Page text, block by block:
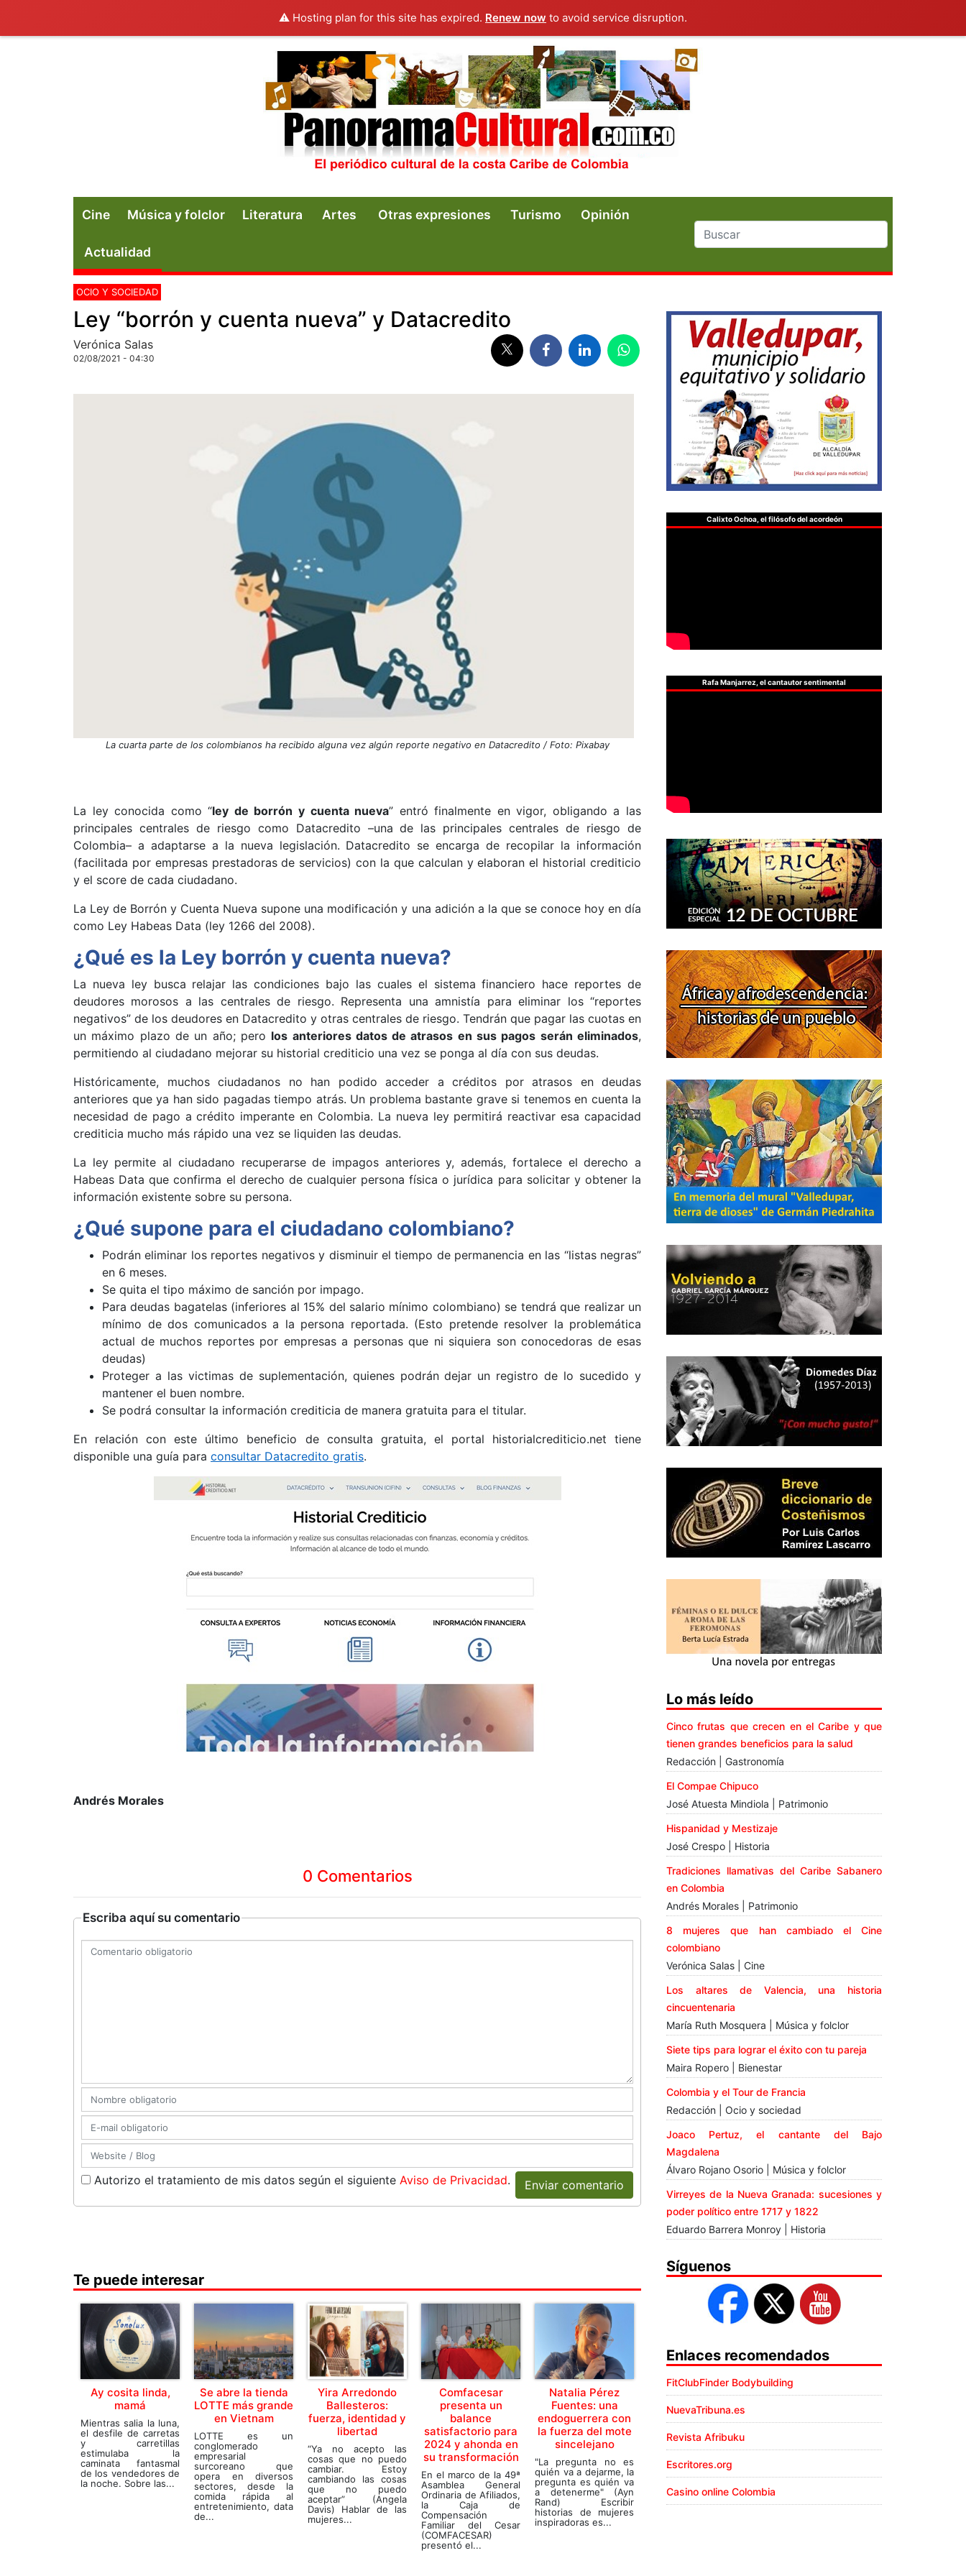
⚠️ Hosting plan for this site has expired. Renew now to avoid service disruption.
Cine Música y folclor Literatura Artes Otras expresiones Turismo Opinión
Actualidad
OCIO Y SOCIEDAD
Ley “borrón y cuenta nueva” y Datacredito
Verónica Salas
02/08/2021 - 04:30
La cuarta parte de los colombianos ha recibido alguna vez algún reporte negativo en Datacredito / Foto: Pixabay
La ley conocida como “ley de borrón y cuenta nueva” entró finalmente en vigor, obligando a las
principales centrales de riesgo como Datacredito –una de las principales centrales de riesgo de
Colombia– a adaptarse a la nueva legislación. Datacredito se encarga de recopilar la información
(facilitada por empresas prestadoras de servicios) con la que calculan y elaboran el historial crediticio
y el score de cada ciudadano.
La Ley de Borrón y Cuenta Nueva supone una modificación y una adición a la que se conoce hoy en día
como Ley Habeas Data (ley 1266 del 2008).
¿Qué es la Ley borrón y cuenta nueva?
La nueva ley busca relajar las condiciones bajo las cuales el sistema financiero hace reportes de
deudores morosos a las centrales de riesgo. Representa una amnistía para eliminar los “reportes
negativos” de los deudores en Datacredito y otras centrales de riesgo. Tendrán que pagar las cuotas en
un máximo plazo de un año; pero los anteriores datos de atrasos en sus pagos serán eliminados,
permitiendo al ciudadano mejorar su historial crediticio una vez se ponga al día con sus deudas.
Históricamente, muchos ciudadanos no han podido acceder a créditos por atrasos en deudas
anteriores que ya han sido pagadas tiempo atrás. Un problema bastante grave si tenemos en cuenta la
necesidad de pago a crédito imperante en Colombia. La nueva ley permitirá reactivar esa capacidad
crediticia mucho más rápido una vez se liquiden las deudas.
La ley permite al ciudadano recuperarse de impagos anteriores y, además, fortalece el derecho a
Habeas Data que confirma el derecho de cualquier persona física o jurídica para solicitar y obtener la
información existente sobre su persona.
¿Qué supone para el ciudadano colombiano?
Podrán eliminar los reportes negativos y disminuir el tiempo de permanencia en las “listas negras”
en 6 meses.
Se quita el tipo máximo de sanción por impago.
Para deudas bagatelas (inferiores al 15% del salario mínimo colombiano) se tendrá que realizar un
mínimo de dos comunicados a la persona reportada. (Esto pretende resolver la problemática
actual de muchos reportes por empresas a personas que ni siquiera son conocedoras de esas
deudas)
Proteger a las victimas de suplementación, quienes podrán dejar un registro de lo sucedido y
mantener el buen nombre.
Se podrá consultar la información crediticia de manera gratuita para el titular.
En relación con este último beneficio de consulta gratuita, el portal historialcrediticio.net tiene
disponible una guía para consultar Datacredito gratis.
Andrés Morales
0 Comentarios
Escriba aquí su comentario
Autorizo el tratamiento de mis datos según el siguiente Aviso de Privacidad. Enviar comentario
Te puede interesar
Ay cosita linda,
mamá
Mientras salia la luna,
el desfile de carretas
y carretillas
estimulaba la
caminata fantasmal
de los vendedores de
la noche. Sobre las...
Se abre la tienda
LOTTE más grande
en Vietnam
LOTTE es un
conglomerado
empresarial
surcoreano que
opera en diversos
sectores, desde la
comida rápida al
entretenimiento, data
de...
Yira Arredondo
Ballesteros:
fuerza, identidad y
libertad
“Ya no acepto las
cosas que no puedo
cambiar. Estoy
cambiando las cosas
que no puedo
aceptar” (Angela
Davis) Hablar de las
mujeres...
Comfacesar
presenta un
balance
satisfactorio para
2024 y ahonda en
su transformación
En el marco de la 49ª
Asamblea General
Ordinaria de Afiliados,
la Caja de
Compensación
Familiar del Cesar
(COMFACESAR)
presentó el...
Natalia Pérez
Fuentes: una
endoguerrera con
la fuerza del mote
sincelejano
"La pregunta no es
quién va a dejarme, la
pregunta es quién va
a detenerme" (Ayn
Rand) Escribir
historias de mujeres
inspiradoras es...
Calixto Ochoa, el filósofo del acordeón
Rafa Manjarrez, el cantautor sentimental
Lo más leído
Cinco frutas que crecen en el Caribe y que
tienen grandes beneficios para la salud
Redacción | Gastronomía
El Compae Chipuco
José Atuesta Mindiola | Patrimonio
Hispanidad y Mestizaje
José Crespo | Historia
Tradiciones llamativas del Caribe Sabanero
en Colombia
Andrés Morales | Patrimonio
8 mujeres que han cambiado el Cine
colombiano
Verónica Salas | Cine
Los altares de Valencia, una historia
cincuentenaria
María Ruth Mosquera | Música y folclor
Siete tips para lograr el éxito con tu pareja
Maira Ropero | Bienestar
Colombia y el Tour de Francia
Redacción | Ocio y sociedad
Joaco Pertuz, el cantante del Bajo
Magdalena
Álvaro Rojano Osorio | Música y folclor
Virreyes de la Nueva Granada: sucesiones y
poder político entre 1717 y 1822
Eduardo Barrera Monroy | Historia
Síguenos
Enlaces recomendados
FitClubFinder Bodybuilding
NuevaTribuna.es
Revista Afribuku
Escritores.org
Casino online Colombia